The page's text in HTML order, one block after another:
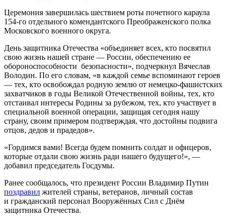
Церемония завершилась шествием роты почетного караула
154-го отдельного комендантского Преображенского полка
Московского военного округа.
День защитника Отечества «объединяет всех, кто посвятил
свою жизнь нашей стране — России, обеспечению ее
обороноспособности безопасности», подчеркнул Вячеслав
Володин. По его словам, «в каждой семье вспоминают героев
— тех, кто освобождал родную землю от немецко-фашистских
захватчиков в годы Великой Отечественной войны, тех, кто
отстаивал интересы Родины за рубежом, тех, кто участвует в
специальной военной операции, защищая сегодня нашу
страну, своим примером подтверждая, что достойны подвига
отцов, дедов и прадедов».
«Гордимся вами! Всегда будем помнить солдат и офицеров,
которые отдали свою жизнь ради нашего будущего!», —
добавил председатель Госдумы.
Ранее сообщалось, что президент России Владимир Путин
поздравил жителей страны, ветеранов, личный состав
и гражданский персонал Вооружённых Сил с Днём
защитника Отечества.